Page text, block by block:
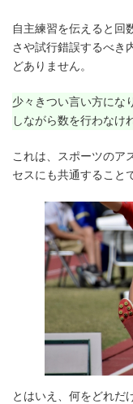
自主練習を伝えると回
さや試行錯誤するべき
どありません。
少々きつい言い方にな
しながら数を行わなけ
これは、スポーツのア
セスにも共通すること
とはいえ、何をどれだ